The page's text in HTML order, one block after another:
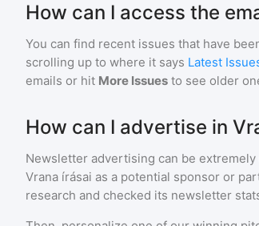
How can I access the
You can find recent issues that have
scrolling up to where it says Latest
emails or hit More Issues to see older
How can I advertise in
Newsletter advertising can be
Vrana írásai as a potential sponsor or
research and checked its newsletter